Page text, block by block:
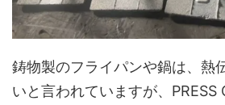
鋳物製のフライパンや鍋は、熱
いと言われていますが、PRESS